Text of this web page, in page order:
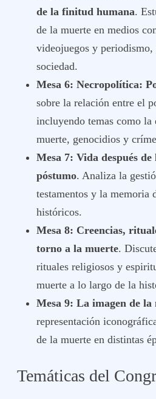
de la finitud humana.
de la muerte en medios
videojuegos y
sociedad.
Mesa 6: Necropolítica:
sobre la relación entre el
incluyendo temas como la
muerte, genocidios y
Mesa 7: Vida después
póstumo. Analiza la
testamentos y la memoria
históricos.
Mesa 8: Creencias,
torno a la muerte.
rituales religiosos y
muerte a lo largo de la
Mesa 9: La imagen de la
representación
de la muerte en distintas
Temáticas del